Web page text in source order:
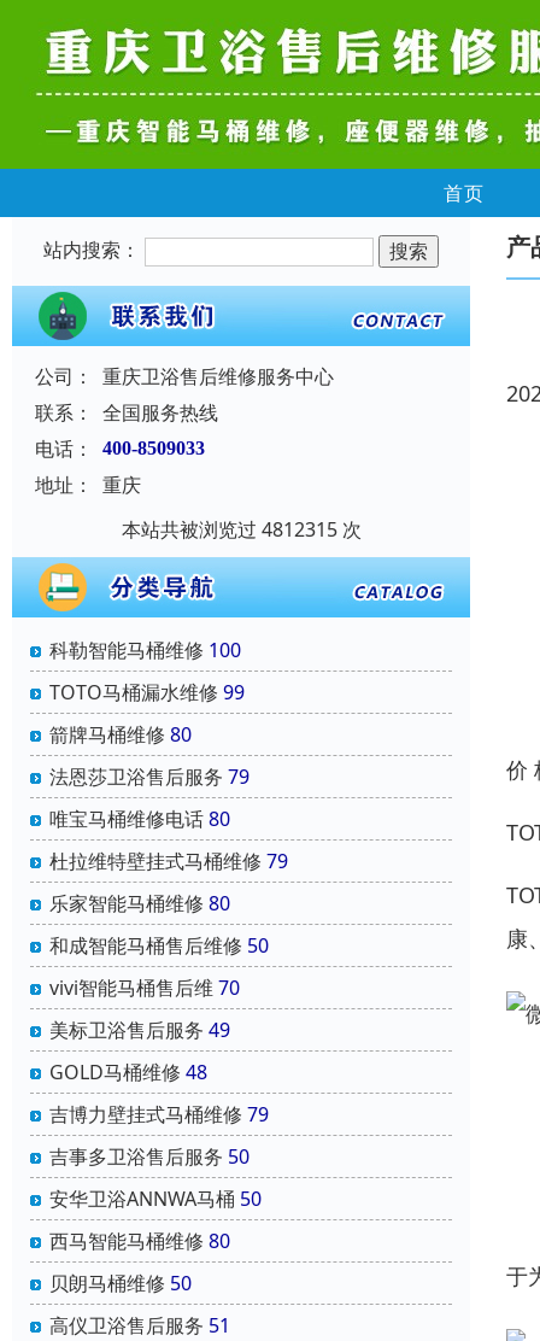
首页
站内搜索：
公司：
重庆卫浴售后维修服务中心
联系：
全国服务热线
电话：
400-8509033
地址：
重庆
本站共被浏览过 4812315 次
科勒智能马桶维修 100
TOTO马桶漏水维修 99
箭牌马桶维修 80
法恩莎卫浴售后服务 79
唯宝马桶维修电话80
杜拉维特壁挂式马桶维修 79
乐家智能马桶维修 80
和成智能马桶售后维修 50
vivi智能马桶售后维 70
美标卫浴售后服务 49
GOLD马桶维修 48
吉博力壁挂式马桶维修 79
吉事多卫浴售后服务 50
安华卫浴ANNWA马桶 50
西马智能马桶维修 80
贝朗马桶维修 50
高仪卫浴售后服务 51
产
价
康
于